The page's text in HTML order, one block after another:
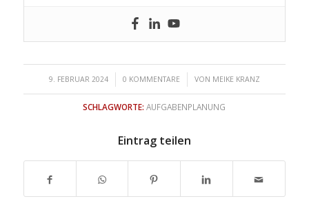
9. FEBRUAR 2024
/ 0 KOMMENTARE
/ VON MEIKE KRANZ
SCHLAGWORTE: AUFGABENPLANUNG
Eintrag teilen